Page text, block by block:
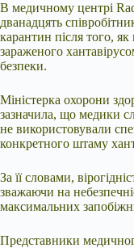
В медичному центрі
дванадцять
карантин після того,
зараженого
безпеки.
Міністерка охорони
зазначила, що медики
не використовували
конкретного штаму
За її словами,
зважаючи на
максимальних
Представники